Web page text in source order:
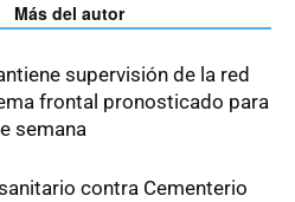
Más del autor
supervisión de la red
frontal pronosticado para
semana
contra Cementerio